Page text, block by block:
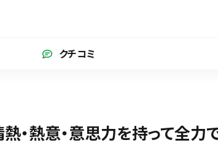
クチコミ
・熱意・意思力を持って全力